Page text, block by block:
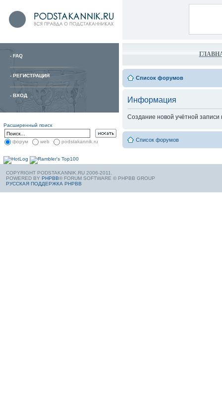
- FAQ
- РЕГИСТРАЦИЯ
- ВХОД
Расширенный поиск
форум web podstakannik.ru
Список форумов
Информация
Создание новой учётной
Список форумов
COPYRIGHT PODSTAKANNIK.RU 2006-2011.
POWERED BY PHPBB® FORUM SOFTWARE © PHPBB GROUP
РУССКАЯ ПОДДЕРЖКА PHPBB